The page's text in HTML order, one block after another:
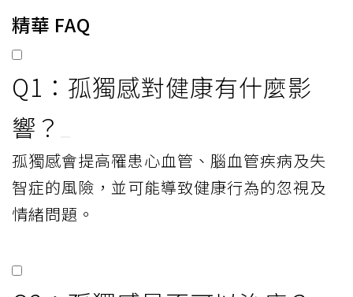
精華 FAQ
Q1：孤獨感對健康有什麼影
響？
孤獨感會提高罹患心血管、腦血管疾病及失
智症的風險，並可能導致健康行為的忽視及
情緒問題。